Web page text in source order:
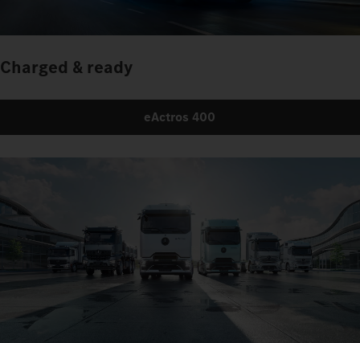
Charged & ready
eActros 400